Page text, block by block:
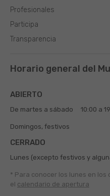
Profesionales
Participa
Transparencia
Horario general del
ABIERTO
De martes a sábado 10:00 a
Domingos, festivos
CERRADO
Lunes (excepto festivos y
* Para conocer los lunes en los
el calendario de apertura